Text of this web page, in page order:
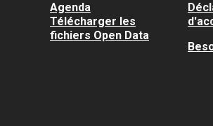
Agenda
Télécharger les
fichiers Open Data